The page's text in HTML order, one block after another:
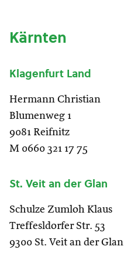
Kärnten
Klagenfurt Land
Hermann Christian
Blumenweg 1
9081 Reifnitz
M 0660 321 17 75
St. Veit an der Glan
Schulze Zumloh Klaus
Treffesldorfer Str. 53
9300 St. Veit an der Glan